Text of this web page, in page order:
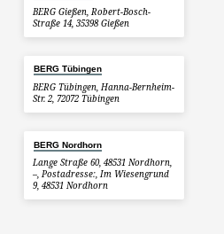
BERG Gießen, Robert-Bosch-
Straße 14, 35398 Gießen
BERG Tübingen
BERG Tübingen, Hanna-Bernheim-
Str. 2, 72072 Tübingen
BERG Nordhorn
Lange Straße 60, 48531 Nordhorn,
–, Postadresse:, Im Wiesengrund
9, 48531 Nordhorn